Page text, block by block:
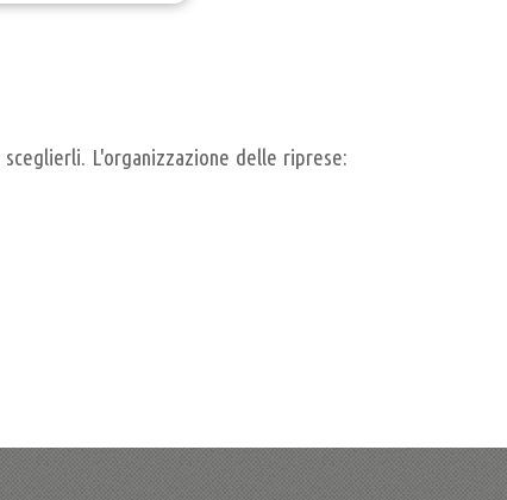
L'organizzazione delle riprese: